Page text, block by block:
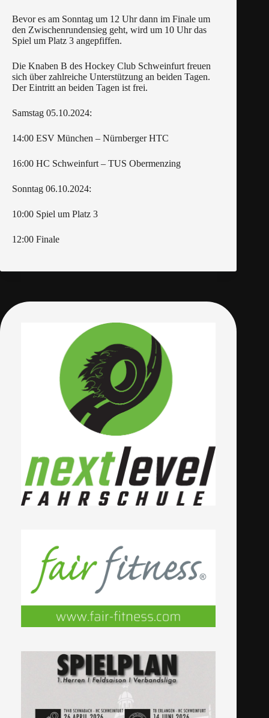
Bevor es am Sonntag um 12 Uhr dann im Finale um
den Zwischenrundensieg geht, wird um 10 Uhr das
Spiel um Platz 3 angepfiffen.
Die Knaben B des Hockey Club Schweinfurt freuen
sich über zahlreiche Unterstützung an beiden Tagen.
Der Eintritt an beiden Tagen ist frei.
Samstag 05.10.2024:
14:00 ESV München – Nürnberger HTC
16:00 HC Schweinfurt – TUS Obermenzing
Sonntag 06.10.2024:
10:00 Spiel um Platz 3
12:00 Finale